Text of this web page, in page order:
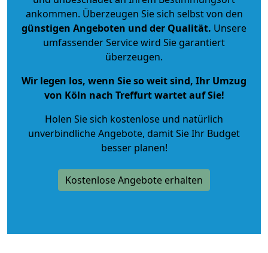
ankommen. Überzeugen Sie sich selbst von den
günstigen Angeboten und der Qualität. Unsere
umfassender Service wird Sie garantiert
überzeugen.
Wir legen los, wenn Sie so weit sind, Ihr Umzug
von Köln nach Treffurt wartet auf Sie!
Holen Sie sich kostenlose und natürlich
unverbindliche Angebote, damit Sie Ihr Budget
besser planen!
Kostenlose Angebote erhalten